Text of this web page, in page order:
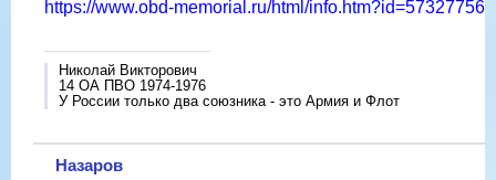
https://www.obd-memorial.ru/html/info.htm?id=57327756
Николай Викторович
14 ОА ПВО 1974-1976
У России только два союзника - это Армия и Флот
Назаров